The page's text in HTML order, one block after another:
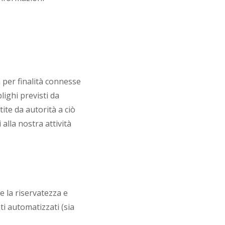
finalità connesse
previsti da
da autorità a ciò
alla nostra attività
la riservatezza e
automatizzati (sia